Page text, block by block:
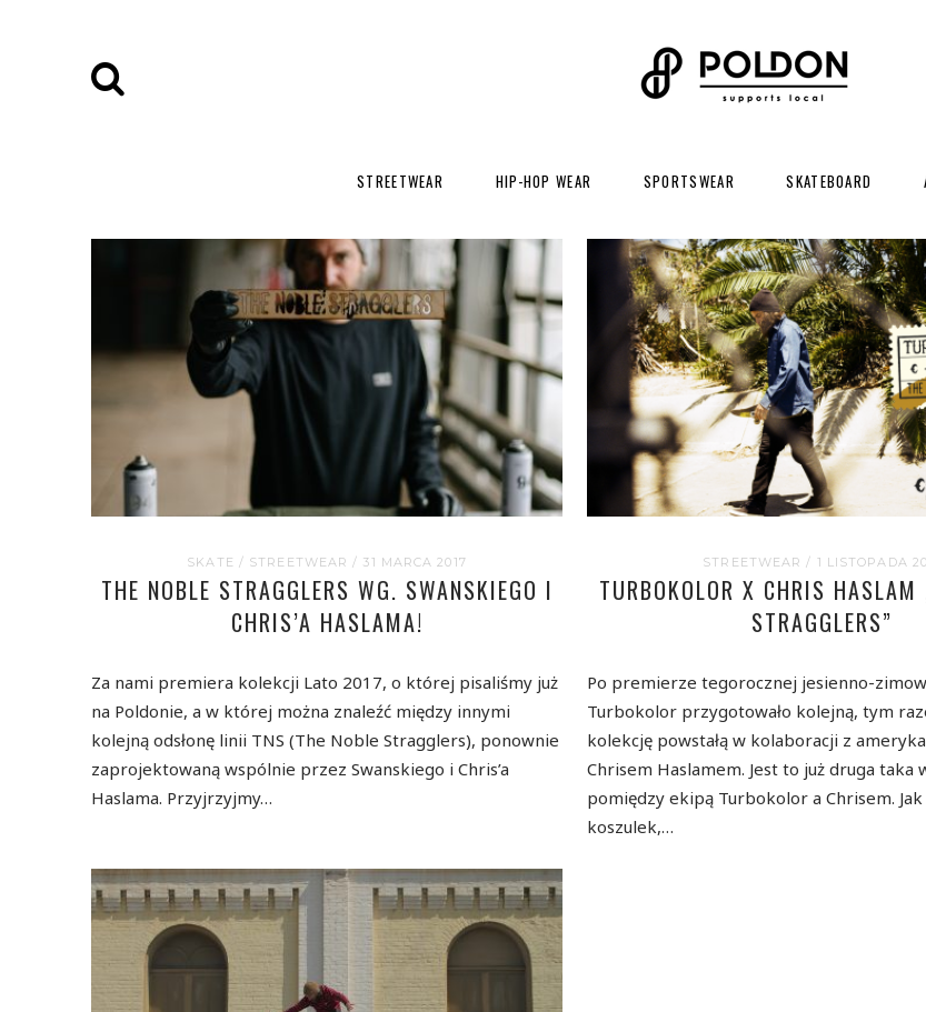
STREETWEAR HIP-HOP WEAR SPORTSWEAR SKATEBOARD
SKATE / STREETWEAR / 31 MARCA 2017
THE NOBLE STRAGGLERS WG. SWANSKIEGO I
CHRIS’A HASLAMA!
Za nami premiera kolekcji Lato 2017, o której pisaliśmy już
na Poldonie, a w której można znaleźć między innymi
kolejną odsłonę linii TNS (The Noble Stragglers), ponownie
zaprojektowaną wspólnie przez Swanskiego i Chris’a
Haslama. Przyjrzyjmy…
STREETWEAR / 1 LISTOPADA
TURBOKOLOR X CHRIS HASLAM
STRAGGLERS”
Po premierze tegorocznej jesienno-
Turbokolor przygotowało kolejną, tym
kolekcję powstałą w kolaboracji z
Chrisem Haslamem. Jest to już druga taka
pomiędzy ekipą Turbokolor a Chrisem.
koszulek,…